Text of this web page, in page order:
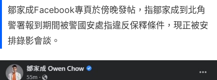
鄒家成Facebook專頁於傍晚發帖，指鄒家成到北角
警署報到期間被警國安處指違反保釋條件，現正被安
排錄影會談。